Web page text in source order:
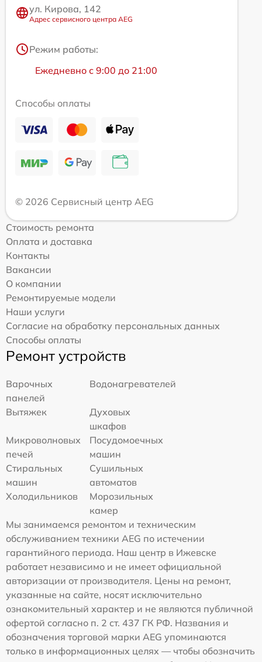
ул. Кирова, 142
Адрес сервисного центра AEG
Режим работы:
Ежедневно с 9:00 до 21:00
Способы оплаты
© 2026 Сервисный центр AEG
Стоимость ремонта
Оплата и доставка
Контакты
Вакансии
О компании
Ремонтируемые модели
Наши услуги
Согласие на обработку персональных данных
Способы оплаты
Ремонт устройств
Варочных
панелей
Водонагревателей
Вытяжек
Духовых
шкафов
Микроволновых
печей
Посудомоечных
машин
Стиральных
машин
Сушильных
автоматов
Холодильников
Морозильных
камер
Мы занимаемся ремонтом и техническим
обслуживанием техники AEG по истечении
гарантийного периода. Наш центр в Ижевске
работает независимо и не имеет официальной
авторизации от производителя. Цены на ремонт,
указанные на сайте, носят исключительно
ознакомительный характер и не являются публичной
офертой согласно п. 2 ст. 437 ГК РФ. Названия и
обозначения торговой марки AEG упоминаются
только в информационных целях — чтобы обозначить